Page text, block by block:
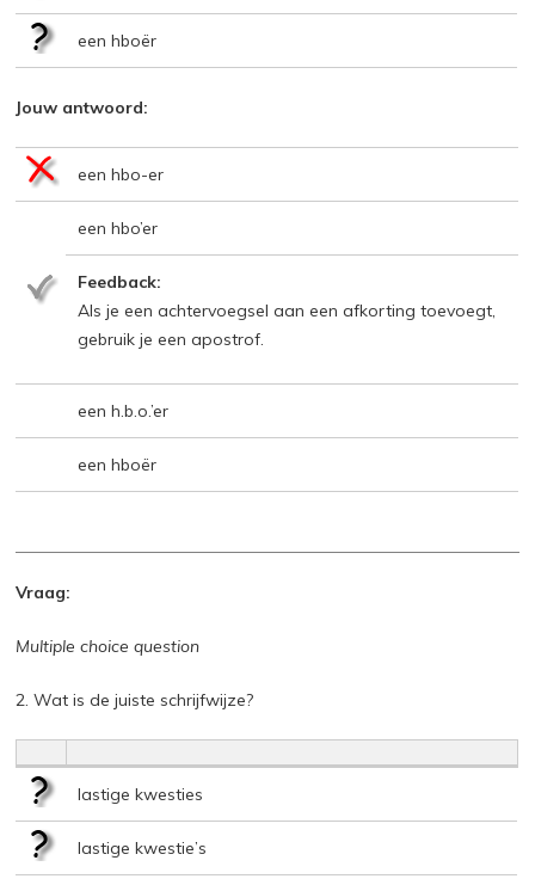
een hboër
Jouw antwoord:
een hbo-er
een hbo’er
Feedback:
Als je een achtervoegsel aan een afkorting toevoegt,
gebruik je een apostrof.
een h.b.o.’er
een hboër
Vraag:
Multiple choice question
2. Wat is de juiste schrijfwijze?
lastige kwesties
lastige kwestie’s